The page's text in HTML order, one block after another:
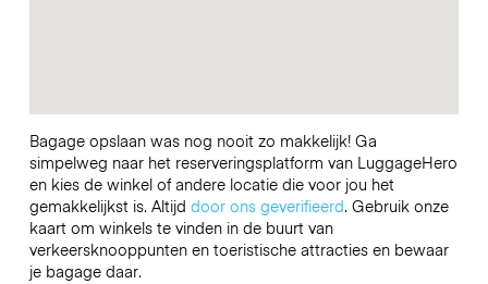
Bagage opslaan was nog nooit zo makkelijk! Ga
simpelweg naar het reserveringsplatform van LuggageHero
en kies de winkel of andere locatie die voor jou het
gemakkelijkst is. Altijd door ons geverifieerd. Gebruik onze
kaart om winkels te vinden in de buurt van
verkeersknooppunten en toeristische attracties en bewaar
je bagage daar.